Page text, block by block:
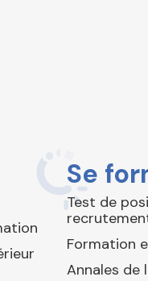
Se
Test de
Formation
Annales